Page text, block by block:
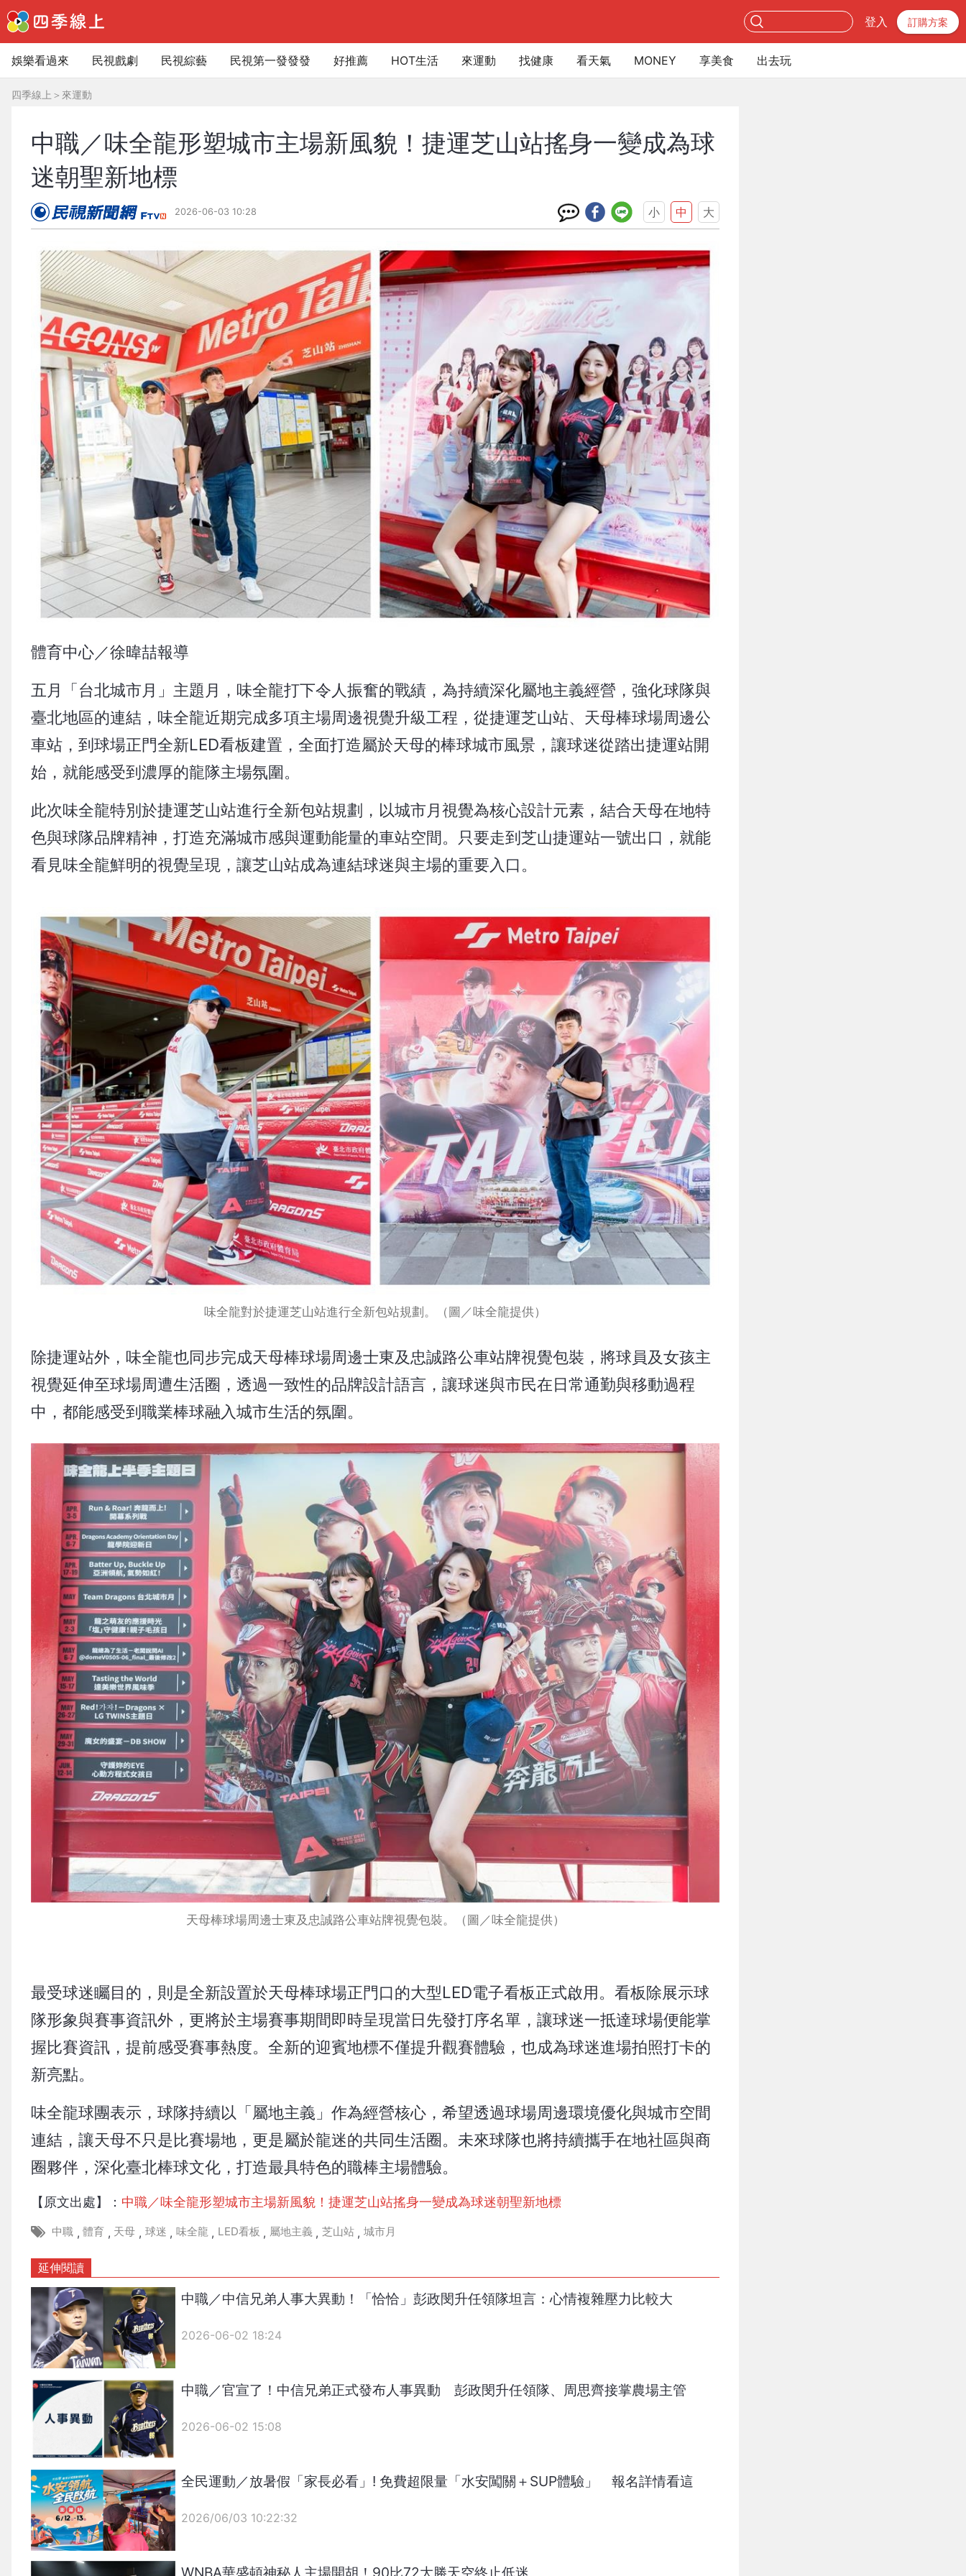
登入 訂購方案
娛樂看過來 民視戲劇 民視綜藝 民視第一發發發 好推薦 HOT生活 來運動 找健康 看天氣 MONEY 享美食 出去玩
四季線上 ＞ 來運動
中職／味全龍形塑城市主場新風貌！捷運芝山站搖身一變成為球
迷朝聖新地標
2026-06-03 10:28 小 中 大
體育中心／徐暐喆報導
五月「台北城市月」主題月，味全龍打下令人振奮的戰績，為持續深化屬地主義經營，強化球隊與
臺北地區的連結，味全龍近期完成多項主場周邊視覺升級工程，從捷運芝山站、天母棒球場周邊公
車站，到球場正門全新LED看板建置，全面打造屬於天母的棒球城市風景，讓球迷從踏出捷運站開
始，就能感受到濃厚的龍隊主場氛圍。
此次味全龍特別於捷運芝山站進行全新包站規劃，以城市月視覺為核心設計元素，結合天母在地特
色與球隊品牌精神，打造充滿城市感與運動能量的車站空間。只要走到芝山捷運站一號出口，就能
看見味全龍鮮明的視覺呈現，讓芝山站成為連結球迷與主場的重要入口。
味全龍對於捷運芝山站進行全新包站規劃。（圖／味全龍提供）
除捷運站外，味全龍也同步完成天母棒球場周邊士東及忠誠路公車站牌視覺包裝，將球員及女孩主
視覺延伸至球場周遭生活圈，透過一致性的品牌設計語言，讓球迷與市民在日常通勤與移動過程
中，都能感受到職業棒球融入城市生活的氛圍。
天母棒球場周邊士東及忠誠路公車站牌視覺包裝。（圖／味全龍提供）
最受球迷矚目的，則是全新設置於天母棒球場正門口的大型LED電子看板正式啟用。看板除展示球
隊形象與賽事資訊外，更將於主場賽事期間即時呈現當日先發打序名單，讓球迷一抵達球場便能掌
握比賽資訊，提前感受賽事熱度。全新的迎賓地標不僅提升觀賽體驗，也成為球迷進場拍照打卡的
新亮點。
味全龍球團表示，球隊持續以「屬地主義」作為經營核心，希望透過球場周邊環境優化與城市空間
連結，讓天母不只是比賽場地，更是屬於龍迷的共同生活圈。未來球隊也將持續攜手在地社區與商
圈夥伴，深化臺北棒球文化，打造最具特色的職棒主場體驗。
【原文出處】： 中職／味全龍形塑城市主場新風貌！捷運芝山站搖身一變成為球迷朝聖新地標
中職 , 體育 , 天母 , 球迷 , 味全龍 , LED看板 , 屬地主義 , 芝山站 , 城市月
延伸閱讀
中職／中信兄弟人事大異動！「恰恰」彭政閔升任領隊坦言：心情複雜壓力比較大
2026-06-02 18:24
中職／官宣了！中信兄弟正式發布人事異動 彭政閔升任領隊、周思齊接掌農場主管
2026-06-02 15:08
{PLAYICON}
全民運動／放暑假「家長必看」! 免費超限量「水安闖關＋SUP體驗」 報名詳情看這
2026/06/03 10:22:32